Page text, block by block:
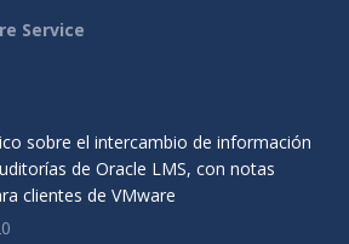
Service
sobre el intercambio de información
de Oracle LMS, con notas
clientes de VMware